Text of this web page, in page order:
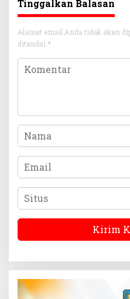
Tinggalkan Balasan
Alamat email Anda tidak akan
ditandai *